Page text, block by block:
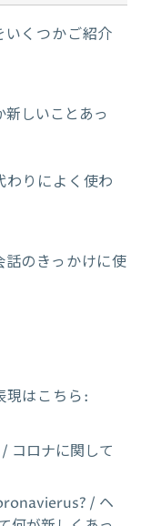
いくつかご紹介
しいことあっ
りによく使わ
のきっかけに使
現はこちら:
コロナに関して
/ ヘ